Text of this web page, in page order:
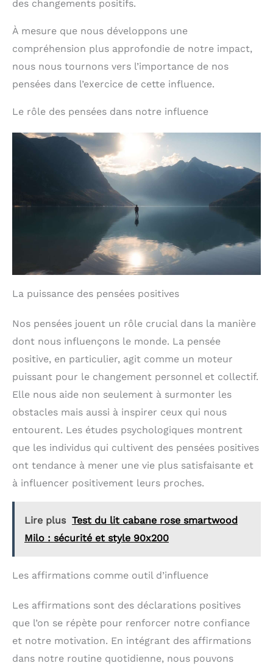
des changements positifs.
À mesure que nous développons une
compréhension plus approfondie de notre impact,
nous nous tournons vers l’importance de nos
pensées dans l’exercice de cette influence.
Le rôle des pensées dans notre influence
La puissance des pensées positives
Nos pensées jouent un rôle crucial dans la manière
dont nous influençons le monde. La pensée
positive, en particulier, agit comme un moteur
puissant pour le changement personnel et collectif.
Elle nous aide non seulement à surmonter les
obstacles mais aussi à inspirer ceux qui nous
entourent. Les études psychologiques montrent
que les individus qui cultivent des pensées positives
ont tendance à mener une vie plus satisfaisante et
à influencer positivement leurs proches.
Lire plus Test du lit cabane rose smartwood
Milo : sécurité et style 90x200
Les affirmations comme outil d’influence
Les affirmations sont des déclarations positives
que l’on se répète pour renforcer notre confiance
et notre motivation. En intégrant des affirmations
dans notre routine quotidienne, nous pouvons